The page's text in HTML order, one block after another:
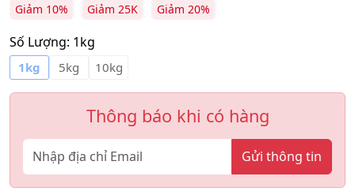
Giảm 10% Giảm 25K Giảm 20%
Số Lượng: 1kg
1kg 5kg 10kg
Thông báo khi có hàng
Gửi thông tin